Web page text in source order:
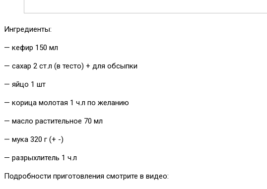
Ингредиенты:
— кефир 150 мл
— сахар 2 ст.л (в тесто) + для обсыпки
— яйцо 1 шт
— корица молотая 1 ч.л по желанию
— масло растительное 70 мл
— мука 320 г (+ -)
— разрыхлитель 1 ч.л
Подробности приготовления смотрите в видео: